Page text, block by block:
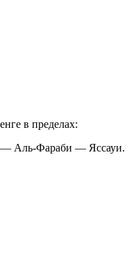
в пределах:
— Аль-Фараби — Яссауи.